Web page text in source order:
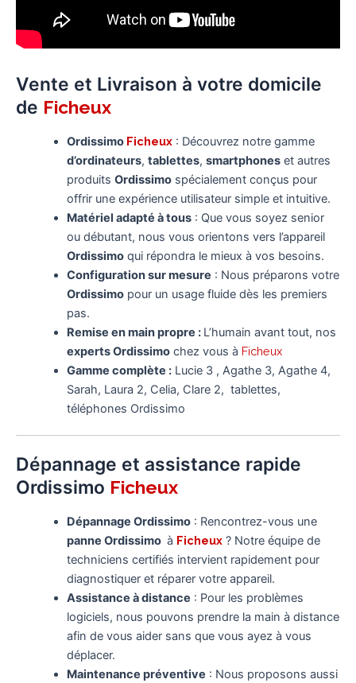
Vente et Livraison à votre domicile
de Ficheux
Ordissimo Ficheux : Découvrez notre gamme
d’ordinateurs, tablettes, smartphoneset autres
produits Ordissimospécialement conçus pour
offrir une expérience utilisateur simple et intuitive.
Matériel adapté à tous: Que vous soyez senior
ou débutant, nous vous orientons vers l’appareil
Ordissimoqui répondra le mieux à vos besoins.
Configuration sur mesure : Nous préparons votre
Ordissimopour un usage fluide dès les premiers
pas.
Remise en main propre : L’humain avant tout, nos
experts Ordissimochez vous à Ficheux
Gamme complète :Lucie 3 , Agathe 3, Agathe 4,
Sarah, Laura 2, Celia, Clare 2, tablettes,
téléphones Ordissimo
Dépannage et assistance rapide
Ordissimo Ficheux
Dépannage Ordissimo: Rencontrez-vous une
panne Ordissimoà Ficheux ? Notre équipe de
techniciens certifiés intervient rapidement pour
diagnostiquer et réparer votre appareil.
Assistance à distance : Pour les problèmes
logiciels, nous pouvons prendre la main à distance
afin de vous aider sans que vous ayez à vous
déplacer.
Maintenance préventive : Nous proposons aussi